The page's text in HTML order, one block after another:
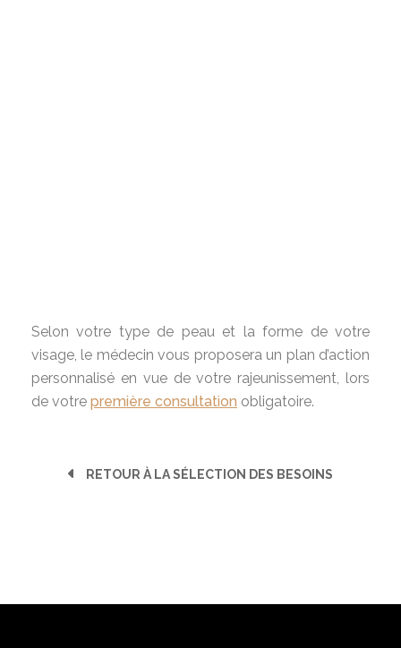
Selon votre type de peau et la forme de votre
visage, le médecin vous proposera un plan d’action
personnalisé en vue de votre rajeunissement, lors
de votre première consultation obligatoire.
RETOUR À LA SÉLECTION DES BESOINS